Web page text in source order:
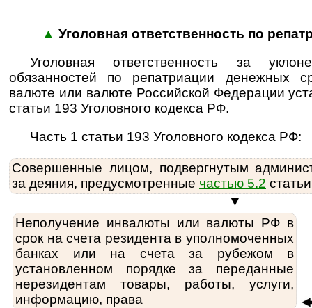
▲ Уголовная ответственность по
Уголовная ответственность за
обязанностей по репатриации денежных
валюте или валюте Российской Федерации
статьи 193 Уголовного кодекса РФ.
Часть 1 статьи 193 Уголовного кодекса РФ:
Совершенные лицом, подвергнутым
за деяния, предусмотренные частью 5.2
▼
Неполучение инвалюты или валюты РФ в
срок на счета резидента в уполномоченных
банках или на счета за рубежом в
установленном порядке за переданные
нерезидентам товары, работы, услуги,
информацию, права